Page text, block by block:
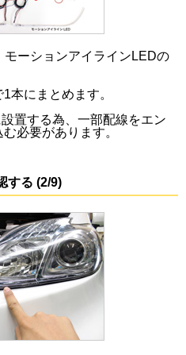
ーションアイラインLEDの
本にまとめます。
置する為、一部配線をエン
必要があります。
する (2/9)